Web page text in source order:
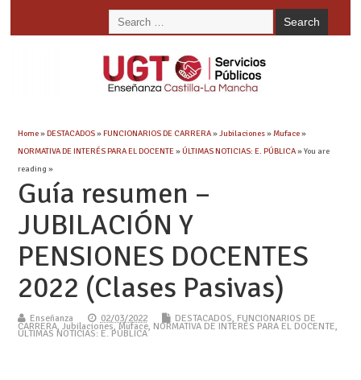
Home»DESTACADOS»FUNCIONARIOS DE CARRERA»Jubilaciones»Muface»
NORMATIVA DE INTERÉS PARA EL DOCENTE»ÚLTIMAS NOTICIAS: E. PÚBLICA» You are
reading »
Guía resumen –
JUBILACIÓN Y
PENSIONES DOCENTES
2022 (Clases Pasivas)
Enseñanza 02/03/2022 DESTACADOS, FUNCIONARIOS DE
CARRERA, Jubilaciones,Muface, NORMATIVA DE INTERÉS PARA EL DOCENTE,
ÚLTIMAS NOTICIAS: E. PÚBLICA